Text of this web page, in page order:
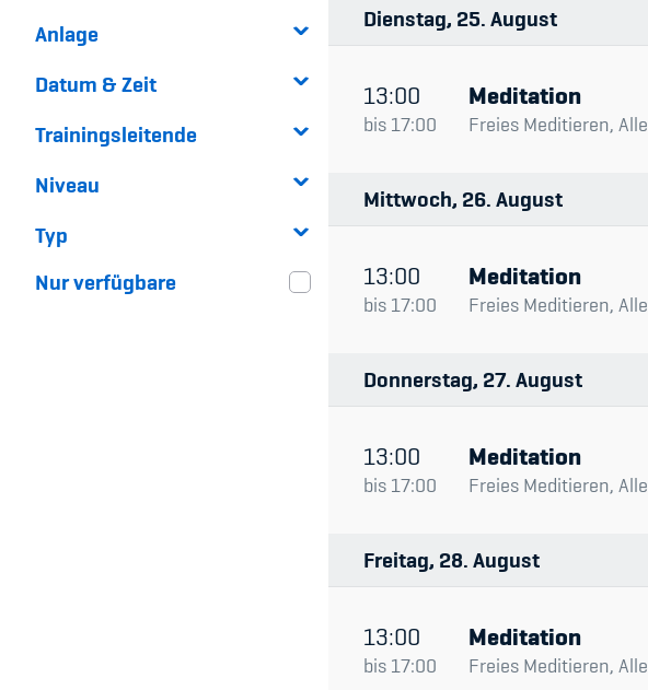
Anlage
Datum & Zeit
Trainingsleitende
Niveau
Typ
Nur verfügbare
Dienstag 25 August
13:00
bis 17:00
Meditation
Freies Meditieren, Alle
Mittwoch 26 August
13:00
bis 17:00
Meditation
Freies Meditieren, Alle
Donnerstag 27 August
13:00
bis 17:00
Meditation
Freies Meditieren, Alle
Freitag 28 August
13:00
bis 17:00
Meditation
Freies Meditieren, Alle